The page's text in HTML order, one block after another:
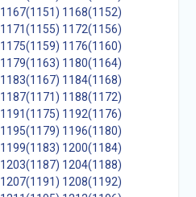
1167(1151) 1168(1152)
1171(1155) 1172(1156)
1175(1159) 1176(1160)
1179(1163) 1180(1164)
1183(1167) 1184(1168)
1187(1171) 1188(1172)
1191(1175) 1192(1176)
1195(1179) 1196(1180)
1199(1183) 1200(1184)
1203(1187) 1204(1188)
1207(1191) 1208(1192)